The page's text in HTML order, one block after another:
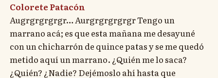
Colorete Patacón
Augrgrgrgrgr… Aurgrgrgrgrgr Tengo un
marrano acá; es que esta mañana me desayuné
con un chicharrón de quince patas y se me quedó
metido aquí un marrano. ¿Quién me lo saca?
¿Quién? ¿Nadie? Dejémoslo ahí hasta que